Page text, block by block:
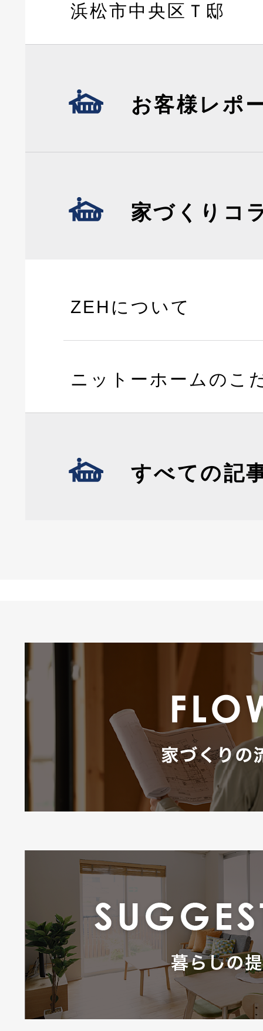
浜松市中央区Ｔ邸
お客様レポ
家づくりコ
ZEHについて
ニットーホームのこ
すべての記